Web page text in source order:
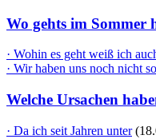
Wo gehts im Sommer
· Wohin es geht weiß ich
· Wir haben uns noch nicht so
Welche Ursachen
· Da ich seit Jahren unter